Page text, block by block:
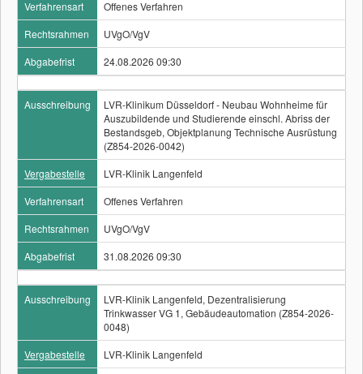
Verfahrensart
Offenes Verfahren
Rechtsrahmen
UVgO/VgV
Abgabefrist
24.08.2026 09:30
Ausschreibung
LVR-Klinikum Düsseldorf - Neubau Wohnheime für
Auszubildende und Studierende einschl. Abriss der
Bestandsgeb, Objektplanung Technische Ausrüstung
(Z854-2026-0042)
Vergabestelle
LVR-Klinik Langenfeld
Verfahrensart
Offenes Verfahren
Rechtsrahmen
UVgO/VgV
Abgabefrist
31.08.2026 09:30
Ausschreibung
LVR-Klinik Langenfeld, Dezentralisierung
Trinkwasser VG 1, Gebäudeautomation (Z854-2026-
0048)
Vergabestelle
LVR-Klinik Langenfeld